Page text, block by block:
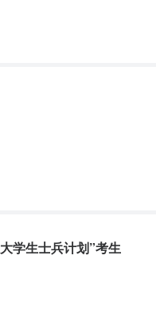
学生士兵计划”考生